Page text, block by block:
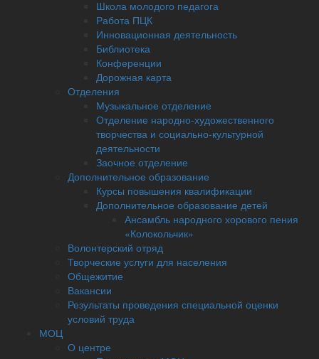
Школа молодого педагога
Работа ПЦК
Инновационная деятельность
Библиотека
Конференции
Дорожная карта
Отделения
Музыкальное отделение
Отделение народно-художественного
творчества и социально-культурной
деятельности
Заочное отделение
Дополнительное образование
Курсы повышения квалификации
Дополнительное образование детей
Ансамбль народного хорового пения
«Колокольчик»
Волонтерский отряд
Творческие услуги для населения
Общежитие
Вакансии
Результаты проведения специальной оценки
условий труда
МОЦ
О центре